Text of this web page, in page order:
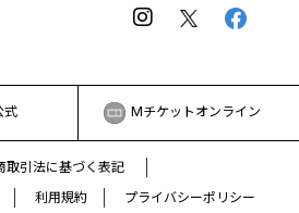
式 Mチケットオンライン
取引法に基づく表記
利用規約 プライバシーポリシー